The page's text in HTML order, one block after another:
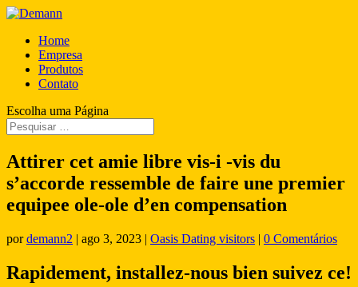
Home
Empresa
Produtos
Contato
Escolha uma Página
Attirer cet amie libre vis-i -vis du
s’accorde ressemble de faire une premier
equipee ole-ole d’en compensation
pordemann2 | ago 3, 2023 | Oasis Dating visitors | 0 Comentários
Rapidement, installez-nous bien suivez ce!